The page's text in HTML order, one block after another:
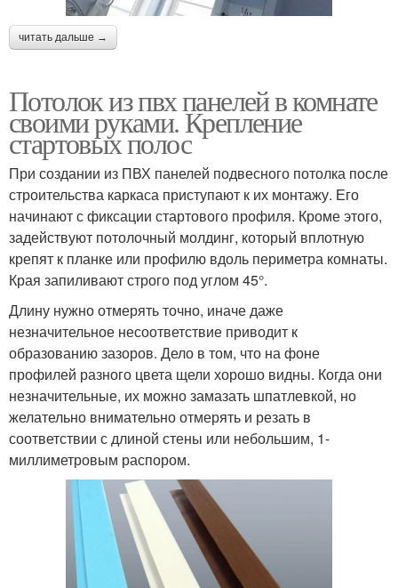
читать дальше →
Потолок из пвх панелей в комнате
своими руками. Крепление
стартовых полос
При создании из ПВХ панелей подвесного потолка после
строительства каркаса приступают к их монтажу. Его
начинают с фиксации стартового профиля. Кроме этого,
задействуют потолочный молдинг, который вплотную
крепят к планке или профилю вдоль периметра комнаты.
Края запиливают строго под углом 45°.
Длину нужно отмерять точно, иначе даже
незначительное несоответствие приводит к
образованию зазоров. Дело в том, что на фоне
профилей разного цвета щели хорошо видны. Когда они
незначительные, их можно замазать шпатлевкой, но
желательно внимательно отмерять и резать в
соответствии с длиной стены или небольшим, 1-
миллиметровым распором.